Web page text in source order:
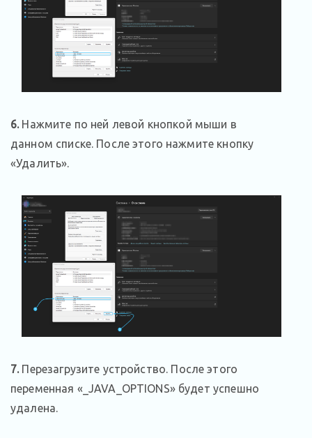
6. Нажмите по ней левой кнопкой мыши в
данном списке. После этого нажмите кнопку
«Удалить».
7. Перезагрузите устройство. После этого
переменная «_JAVA_OPTIONS» будет успешно
удалена.